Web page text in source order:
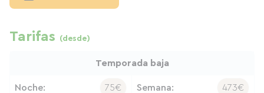
Tarifas (desde)
Temporada baja
Noche: 75€ Semana: 473€